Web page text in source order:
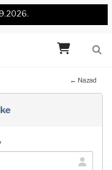
← Nazad